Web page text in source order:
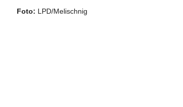
Foto: LPD/Melischnig